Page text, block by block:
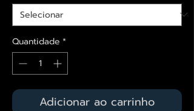
Quantidade *
Adicionar ao carrinho